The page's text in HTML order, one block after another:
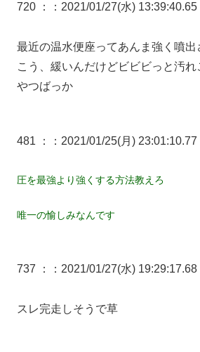
720 ： ：2021/01/27(水)
最近の温水便座ってあんま強く噴
こう、緩いんだけどビビビっと汚
やつばっか
481 ： ：2021/01/25(月)
圧を最強より強くする方法教えろ
唯一の愉しみなんです
737 ： ：2021/01/27(水)
スレ完走しそうで草